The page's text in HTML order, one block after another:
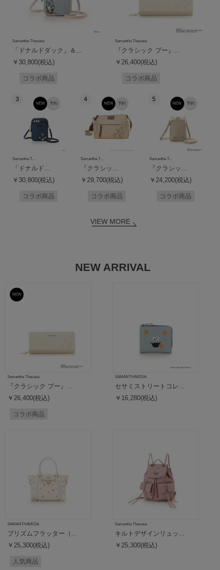
Samantha Thavasa
「ドナルドダック」＆...
￥30,800(税込)
コラボ商品
Samantha Thavasa
『クラシック プー』...
￥26,400(税込)
コラボ商品
3
予約
NEW
Samantha T...
「ドナルド...
￥30,800(税込)
コラボ商品
4
予約
NEW
Samantha T...
『クラシッ...
￥29,700(税込)
コラボ商品
5
予約
NEW
Samantha T...
『クラシッ...
￥24,200(税込)
コラボ商品
VIEW MORE
NEW ARRIVAL
予約
NEW
Samantha Thavasa
『クラシック プー』...
￥26,400(税込)
コラボ商品
SAMANTHAVEGA
セサミストリートコレ...
￥16,280(税込)
SAMANTHAVEGA
プリズムフラッター（...
￥25,300(税込)
人気商品
Samantha Thavasa
キルトデザインリュッ...
￥25,300(税込)